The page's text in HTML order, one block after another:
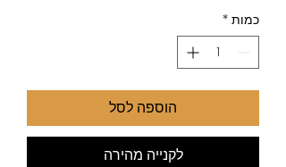
כמות *
הוספה לסל
לקנייה מהירה